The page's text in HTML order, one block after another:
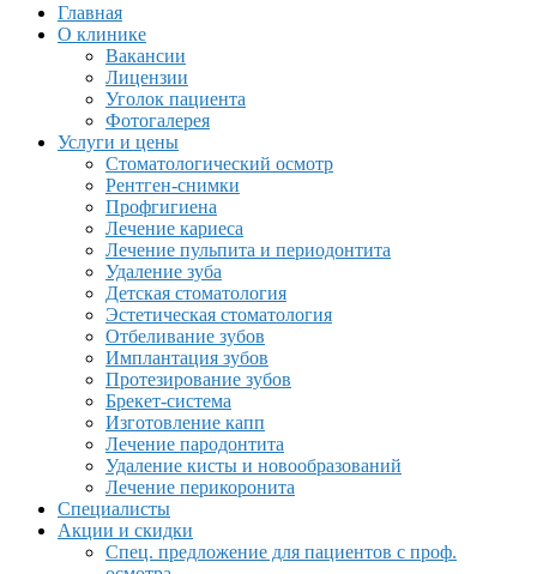
Главная
О клинике
Вакансии
Лицензии
Уголок пациента
Фотогалерея
Услуги и цены
Стоматологический осмотр
Рентген-снимки
Профгигиена
Лечение кариеса
Лечение пульпита и периодонтита
Удаление зуба
Детская стоматология
Эстетическая стоматология
Отбеливание зубов
Имплантация зубов
Протезирование зубов
Брекет-система
Изготовление капп
Лечение пародонтита
Удаление кисты и новообразований
Лечение перикоронита
Специалисты
Акции и скидки
Спец. предложение для пациентов с проф.